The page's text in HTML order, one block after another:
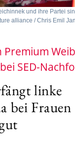
und ihre Partei
alliance / Chris Emil
SED-
linke
bei Frauen